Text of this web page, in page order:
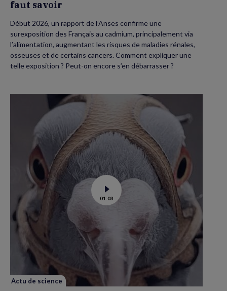
faut savoir
Début 2026, un rapport de l’Anses confirme une
surexposition des Français au cadmium, principalement via
l’alimentation, augmentant les risques de maladies rénales,
osseuses et de certains cancers. Comment expliquer une
telle exposition ? Peut-on encore s’en débarrasser ?
Voir
la
vidéo
01:03
Actu de science